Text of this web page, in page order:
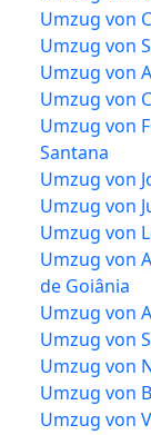
Umzug von
Umzug von
Umzug von
Umzug von
Umzug von
Santana
Umzug von
Umzug von
Umzug von
Umzug von
de Goiânia
Umzug von
Umzug von
Umzug von
Umzug von
Umzug von